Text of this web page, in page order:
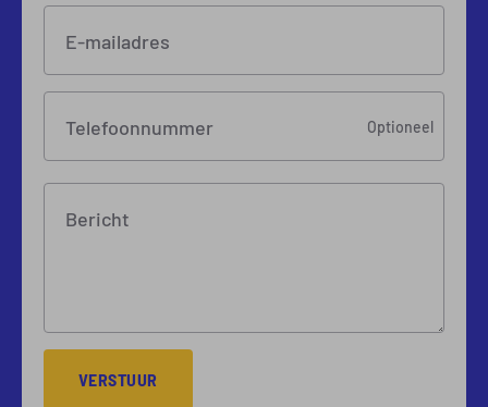
E-mailadres
Telefoonnummer Optioneel
Bericht
VERSTUUR